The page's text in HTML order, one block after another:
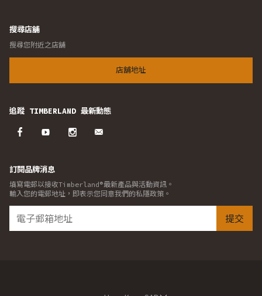
搜尋店舖
搜尋您附近之店舖
店舖地址
追蹤 TIMBERLAND 最新動態
訂閱品牌消息
填寫電郵以接收Timberland®最新產品與活動資訊。
輸入您的電郵地址，即表示您同意我們的私隱政策。
提交